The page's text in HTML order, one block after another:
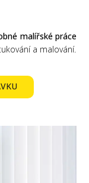
malířské práce
a malování.